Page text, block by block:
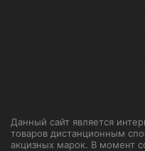
Данный сайт является
товаров дистанционным
акцизных марок. В момент